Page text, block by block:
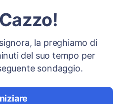
la preghiamo di
del suo tempo per
sondaggio.